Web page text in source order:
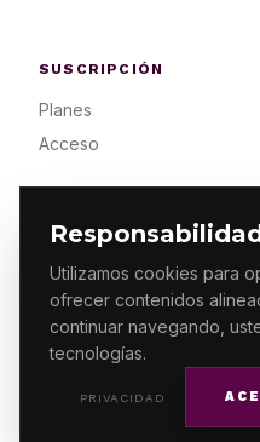
Utilizamos cookies para
ofrecer contenidos
continuar navegando,
tecnologías.
PRIVACIDAD
SUSCRIPCIÓN
Planes
Acceso
© 2026 ES PRIMERA MX.
RESERVADOS / DESIGN